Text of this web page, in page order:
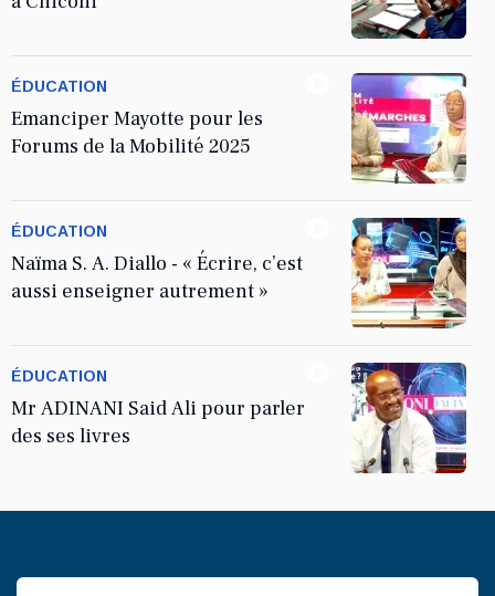
ÉDUCATION
Emanciper Mayotte pour les
Forums de la Mobilité 2025
ÉDUCATION
Naïma S. A. Diallo - « Écrire, c’est
aussi enseigner autrement »
ÉDUCATION
Mr ADINANI Said Ali pour parler
des ses livres